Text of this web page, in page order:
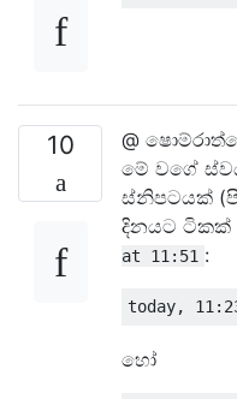
10
@
මේ වගේ
ස්නිපටයක්
දිනයට ටිකක්
at 11:51 :
today, 11 :
හෝ